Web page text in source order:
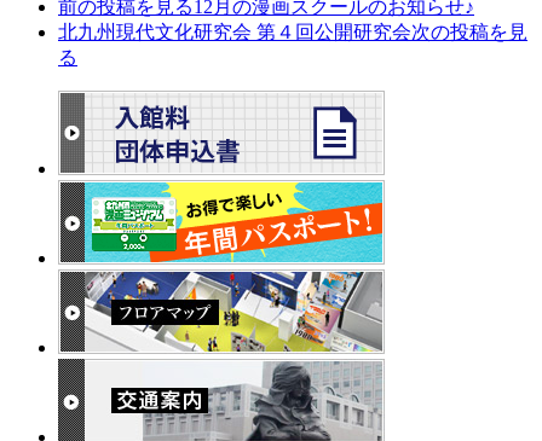
前の投稿を見る12月の漫画スクールのお知らせ♪
北九州現代文化研究会 第４回公開研究会次の投稿を見
る